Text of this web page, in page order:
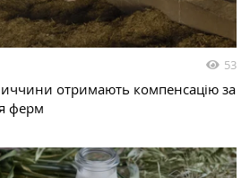
53
отримають компенсацію за
ферм